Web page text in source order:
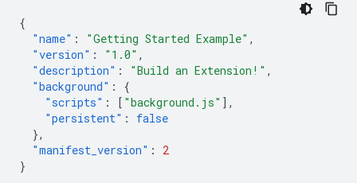
{
"name" : "Getting Started Example" ,
"version" : "1.0" ,
"description" : "Build an Extension!" ,
"background" :
{
"scripts" : [ "background.js" ],
"persistent" :
false
},
"manifest_version" :
2
}